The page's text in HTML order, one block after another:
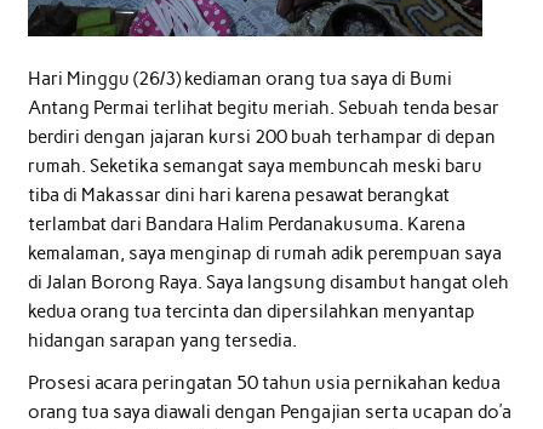
Hari Minggu (26/3) kediaman orang tua saya di Bumi
Antang Permai terlihat begitu meriah. Sebuah tenda besar
berdiri dengan jajaran kursi 200 buah terhampar di depan
rumah. Seketika semangat saya membuncah meski baru
tiba di Makassar dini hari karena pesawat berangkat
terlambat dari Bandara Halim Perdanakusuma. Karena
kemalaman, saya menginap di rumah adik perempuan saya
di Jalan Borong Raya. Saya langsung disambut hangat oleh
kedua orang tua tercinta dan dipersilahkan menyantap
hidangan sarapan yang tersedia.
Prosesi acara peringatan 50 tahun usia pernikahan kedua
orang tua saya diawali dengan Pengajian serta ucapan do’a